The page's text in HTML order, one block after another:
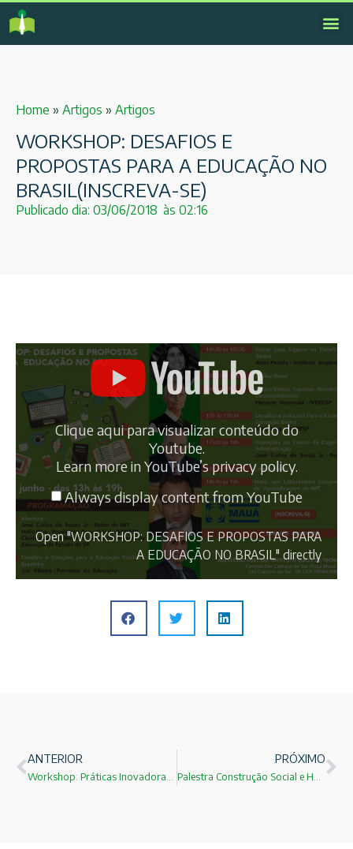
Home » Artigos » Artigos
WORKSHOP: DESAFIOS E
PROPOSTAS PARA A EDUCAÇÃO NO
BRASIL(INSCREVA-SE)
Publicado dia: 03/06/2018 às 02:16
Clique aqui para visualizar conteúdo do
Youtube.
Learn more inYouTube’s privacy policy.
Always display content from YouTube
Open "WORKSHOP: DESAFIOS E PROPOSTAS PARA
A EDUCAÇÃO NO BRASIL" directly
ANTERIOR PRÓXIMO